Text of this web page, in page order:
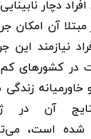
دچار
آن امکان
نیازمند این
در کشورهای
آن در
شده است،